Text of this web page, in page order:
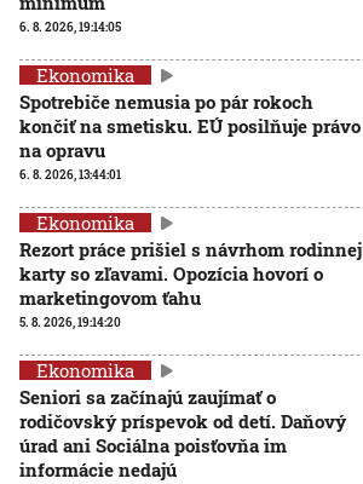
6. 8. 2026, 19:14:05
Ekonomika
Spotrebiče nemusia po pár rokoch
končiť na smetisku. EÚ posilňuje právo
na opravu
6. 8. 2026, 13:44:01
Ekonomika
Rezort práce prišiel s návrhom rodinnej
karty so zľavami. Opozícia hovorí o
marketingovom ťahu
5. 8. 2026, 19:14:20
Ekonomika
Seniori sa začínajú zaujímať o
rodičovský príspevok od detí. Daňový
úrad ani Sociálna poisťovňa im
informácie nedajú